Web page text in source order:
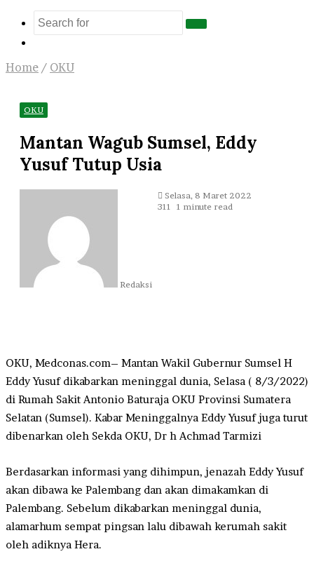
Search
Home / OKU
OKU
Mantan Wagub Sumsel, Eddy
Yusuf Tutup Usia
Redaksi
Send
an
Selasa, 8 Maret 2022
311
1 minute read
OKU, Medconas.com– Mantan Wakil Gubernur Sumsel H
Eddy Yusuf dikabarkan meninggal dunia, Selasa ( 8/3/2022)
di Rumah Sakit Antonio Baturaja OKU Provinsi Sumatera
Selatan (Sumsel). Kabar Meninggalnya Eddy Yusuf juga turut
dibenarkan oleh Sekda OKU, Dr h Achmad Tarmizi
Berdasarkan informasi yang dihimpun, jenazah Eddy Yusuf
akan dibawa ke Palembang dan akan dimakamkan di
Palembang. Sebelum dikabarkan meninggal dunia,
alamarhum sempat pingsan lalu dibawah kerumah sakit
oleh adiknya Hera.